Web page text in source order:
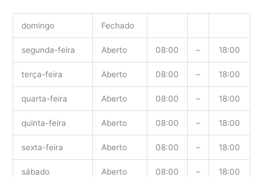
domingo Fechado
segunda-feira Aberto 08:00 – 18:00
terça-feira Aberto 08:00 – 18:00
quarta-feira Aberto 08:00 – 18:00
quinta-feira Aberto 08:00 – 18:00
sexta-feira Aberto 08:00 – 18:00
sábado Aberto 08:00 – 18:00